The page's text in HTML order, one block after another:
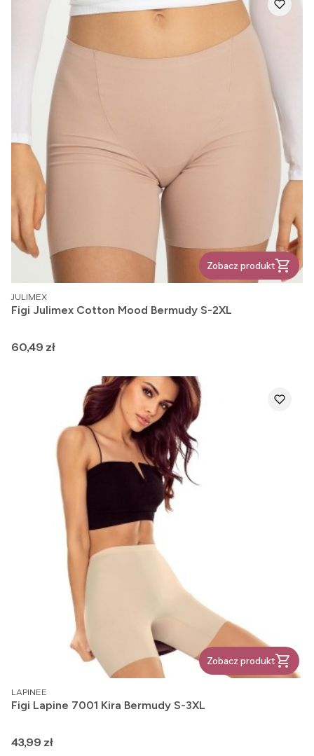
Zobacz produkt
PRODUCENT
JULIMEX
Figi Julimex Cotton Mood Bermudy S-2XL
Cena
60,49 zł
Zobacz produkt
PRODUCENT
LAPINEE
Figi Lapine 7001 Kira Bermudy S-3XL
Cena
43,99 zł